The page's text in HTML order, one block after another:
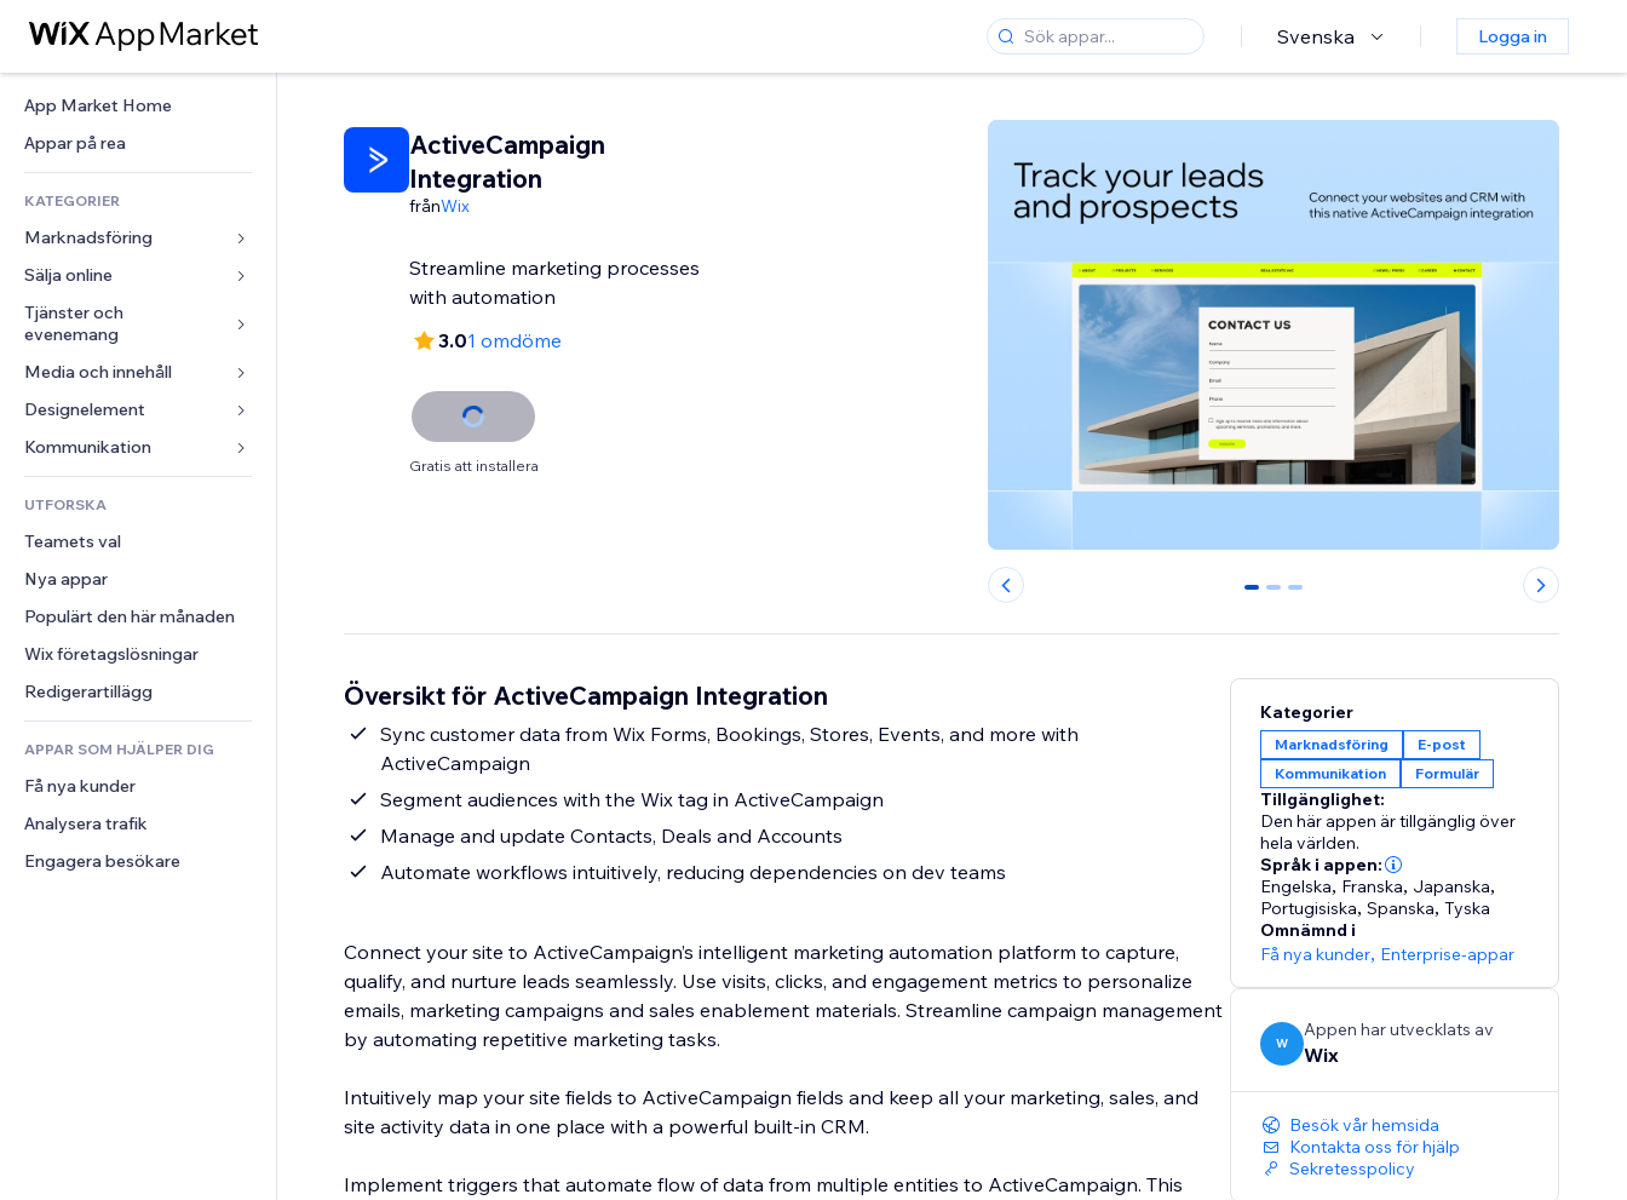
Svenska Logga in
App Market Home
Appar på rea
KATEGORIER
Marknadsföring
Annonser
Mobil
Statistik
Sociala medier
SEO
Interaktioner
Listningar
E-post
Konvertering
Sälja online
Appar för butiker
Frakt och leverans
Sälj-knappar
Onlinekurser
Beställtryck
Redovisning
Kuponger och lojalitet
Lagerlösningar
Dropshipping
Priser och abonnemang
Crowdfunding
Mat och dryck
Tjänster och
evenemang
Hotell
Evenemang
Restauranger
Fastigheter
Bokningar
Media och innehåll
Galleri
Musik
Podcasts
Fotografering
Video
PDF
Fildelning
Nyheter
Designelement
Kartor och navigering
Integritet och säkerhet
Klocka
Sidmallar
Bildeffekter
Knappar och menyer
Banners och märken
Kalkylatorer
Sök
Väder
Diagram och tabeller
Formulär
Undersökningar
Chatt
Kommentarer
Telefon
Community
Omdömen och recensioner
CRM
UTFORSKA
Teamets val
Nya appar
Populärt den här månaden
Wix företagslösningar
Redigerartillägg
APPAR SOM HJÄLPER DIG
Få nya kunder
Analysera trafik
Engagera besökare
ActiveCampaign
Integration
frånWix
Streamline marketing processes
with automation
3.01 omdöme
Gratis att installera
0 1 2
Översikt för ActiveCampaign Integration
Sync customer data from Wix Forms, Bookings, Stores, Events, and more with
ActiveCampaign
Segment audiences with the Wix tag in ActiveCampaign
Manage and update Contacts, Deals and Accounts
Automate workflows intuitively, reducing dependencies on dev teams
Connect your site to ActiveCampaign’s intelligent marketing automation platform to capture,
qualify, and nurture leads seamlessly. Use visits, clicks, and engagement metrics to personalize
emails, marketing campaigns and sales enablement materials. Streamline campaign management
by automating repetitive marketing tasks.
Intuitively map your site fields to ActiveCampaign fields and keep all your marketing, sales, and
site activity data in one place with a powerful built-in CRM.
Implement triggers that automate flow of data from multiple entities to ActiveCampaign. This
Kategorier
Marknadsföring
E-post
Kommunikation
Formulär
Tillgänglighet:
Den här appen är tillgänglig över
hela världen.
Språk i appen:
Engelska, Franska, Japanska,
Portugisiska,Spanska,Tyska
Omnämnd i
Få nya kunder, Enterprise-appar
W
Appen har utvecklats av
Wix
Besök vår hemsida
Kontakta oss för hjälp
Sekretesspolicy